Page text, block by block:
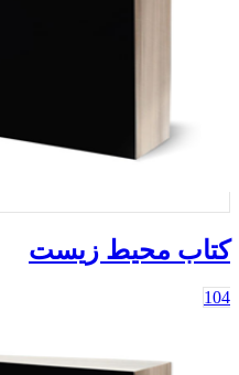
کتاب محیط زیست
104